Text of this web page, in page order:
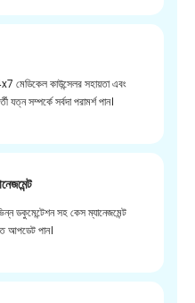
মেডিকেল কাউন্সেলর সহায়তা এবং
যত্ন সম্পর্কে সর্বদা পরামর্শ পান।
ডকুমেন্টেশন সহ কেস ম্যানেজমেন্ট
আপডেট পান।